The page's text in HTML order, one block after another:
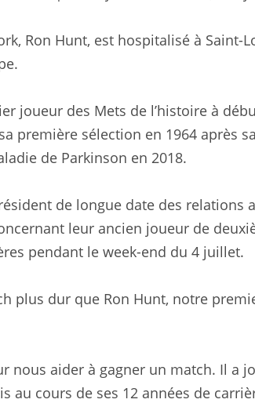
Ron Hunt, est hospitalisé à
joueur des Mets de l’histoire à
première sélection en 1964 après
de Parkinson en 2018.
de longue date des relations
leur ancien joueur de
pendant le week-end du 4 juillet.
plus dur que Ron Hunt, notre
nous aider à gagner un match. Il a
au cours de ses 12 années de